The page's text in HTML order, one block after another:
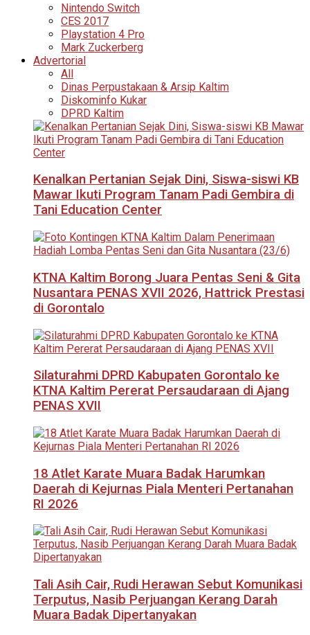
Nintendo Switch
CES 2017
Playstation 4 Pro
Mark Zuckerberg
Advertorial
All
Dinas Perpustakaan & Arsip Kaltim
Diskominfo Kukar
DPRD Kaltim
Kenalkan Pertanian Sejak Dini, Siswa-siswi KB
Mawar Ikuti Program Tanam Padi Gembira di
Tani Education Center
KTNA Kaltim Borong Juara Pentas Seni & Gita
Nusantara PENAS XVII 2026, Hattrick Prestasi
di Gorontalo
Silaturahmi DPRD Kabupaten Gorontalo ke
KTNA Kaltim Pererat Persaudaraan di Ajang
PENAS XVII
18 Atlet Karate Muara Badak Harumkan
Daerah di Kejurnas Piala Menteri Pertanahan
RI 2026
Tali Asih Cair, Rudi Herawan Sebut Komunikasi
Terputus, Nasib Perjuangan Kerang Darah
Muara Badak Dipertanyakan